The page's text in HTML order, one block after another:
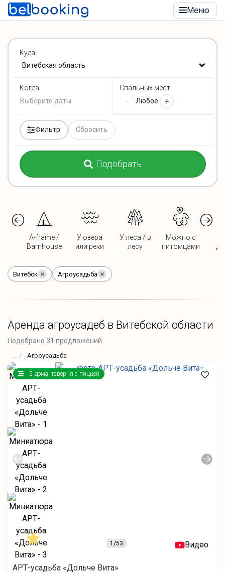
Меню
Куда
Когда Спальных мест
− Любое +
Фильтр Сбросить
Подобрать
A-frame /
Barnhouse
У озера
или реки
У леса / в
лесу
Можно с
питомцами
Витебск Агроусадьба
Аренда агроусадеб в Витебской области
Подобрано 31 предложений
Агроусадьба
1/53
2 дома, таверня с пиццей
Видео
АРТ-усадьба «Дольче Вита»